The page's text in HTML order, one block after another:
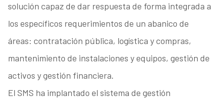
solución capaz de dar respuesta de forma integrada a
los específicos requerimientos de un abanico de
áreas: contratación pública, logística y compras,
mantenimiento de instalaciones y equipos, gestión de
activos y gestión financiera.
El SMS ha implantado el sistema de gestión